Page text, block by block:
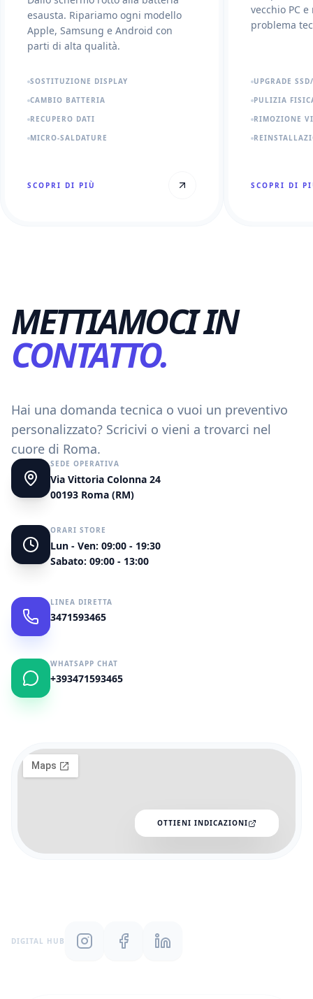
esausta. Ripariamo ogni modello
Apple, Samsung e Android con
parti di alta qualità.
SOSTITUZIONE DISPLAY
CAMBIO BATTERIA
RECUPERO DATI
MICRO-SALDATURE
SCOPRI DI PIÙ
vecchio PC
problema
UPGRADE
PULIZIA
RIMOZIONE
SCOPRI DI
METTIAMOCI IN
CONTATTO.
Hai una domanda tecnica o vuoi un preventivo
personalizzato? Scricivi o vieni a trovarci nel
cuore di Roma.
SEDE OPERATIVA
Via Vittoria Colonna 24
00193 Roma (RM)
ORARI STORE
Lun - Ven: 09:00 - 19:30
Sabato: 09:00 - 13:00
LINEA DIRETTA
3471593465
WHATSAPP CHAT
+393471593465
OTTIENI INDICAZIONI
DIGITAL HUB